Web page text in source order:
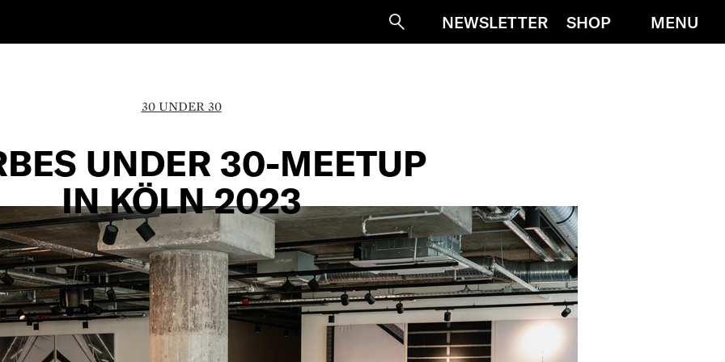
SucheNEWSLETTER SHOP MENU
30 UNDER 30
UNDER 30-MEETUP
IN KÖLN 2023